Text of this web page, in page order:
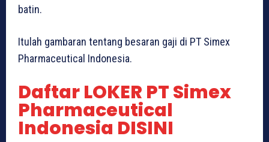
batin.
Itulah gambaran tentang besaran gaji di PT Simex
Pharmaceutical Indonesia.
Daftar LOKER PT Simex
Pharmaceutical
Indonesia DISINI